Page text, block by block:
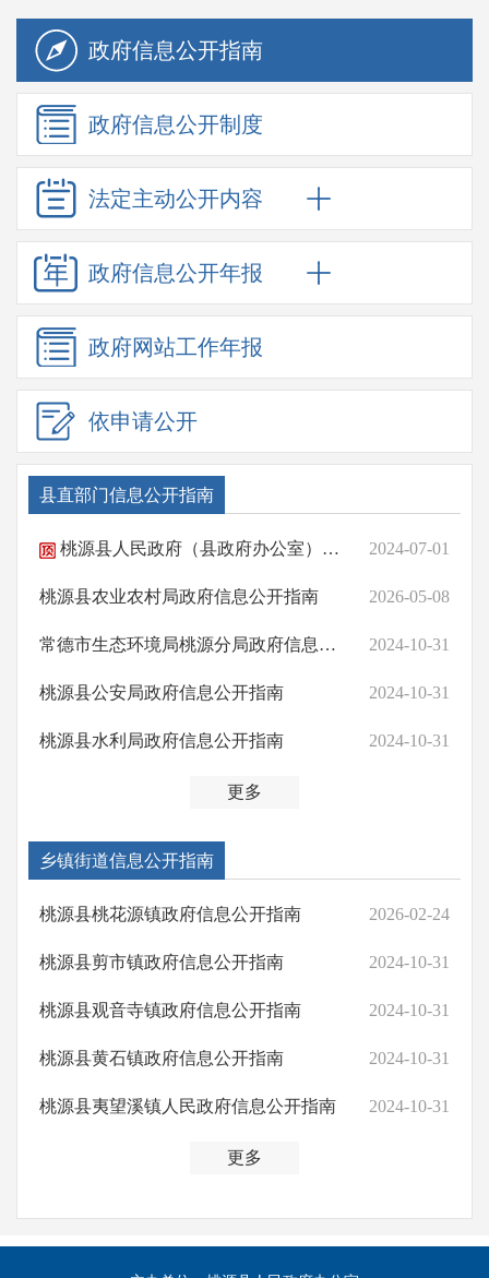
政府信息公开指南
政府信息公开制度
法定主动公开内容
政府信息公开年报
政府网站工作年报
依申请公开
县直部门信息公开指南
2024-07-01
桃源县人民政府（县政府办公室）信息公开指南
2026-05-08
桃源县农业农村局政府信息公开指南
2024-10-31
常德市生态环境局桃源分局政府信息公开指南
2024-10-31
桃源县公安局政府信息公开指南
2024-10-31
桃源县水利局政府信息公开指南
更多
乡镇街道信息公开指南
2026-02-24
桃源县桃花源镇政府信息公开指南
2024-10-31
桃源县剪市镇政府信息公开指南
2024-10-31
桃源县观音寺镇政府信息公开指南
2024-10-31
桃源县黄石镇政府信息公开指南
2024-10-31
桃源县夷望溪镇人民政府信息公开指南
更多